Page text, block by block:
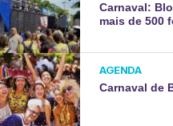
Carnaval:
mais de 500
AGENDA
Carnaval de